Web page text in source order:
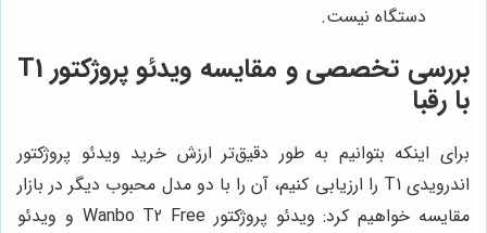
دستگاه نیست.
بررسی تخصصی و مقایسه ویدئو پروژکتور T1
با رقبا
برای اینکه بتوانیم به طور دقیق‌تر ارزش خرید ویدئو پروژکتور
اندرویدی T1 را ارزیابی کنیم، آن را با دو مدل محبوب دیگر در بازار
مقایسه خواهیم کرد: ویدئو پروژکتور Wanbo T2 Free و ویدئو